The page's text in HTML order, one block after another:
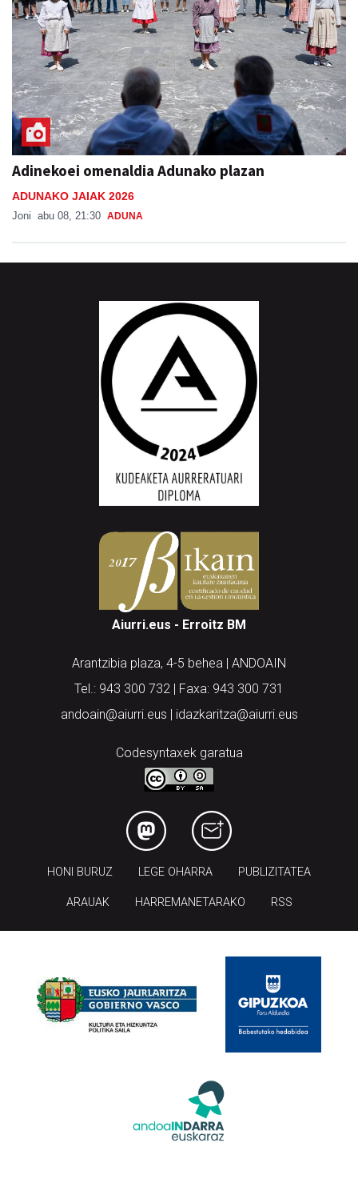
Adinekoei omenaldia Adunako plazan
ADUNAKO JAIAK 2026
Joni abu 08, 21:30 ADUNA
Aiurri.eus - Erroitz BM
Arantzibia plaza, 4-5 behea | ANDOAIN
Tel.: 943 300 732 | Faxa: 943 300 731
andoain@aiurri.eus | idazkaritza@aiurri.eus
Codesyntaxek garatua
HONI BURUZ LEGE OHARRA PUBLIZITATEA
ARAUAK HARREMANETARAKO RSS